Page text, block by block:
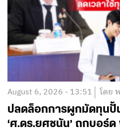
August 6, 2026 - 13:51 โดย
ปลดล็อกการผูกมัดทุนปั้
‘ศ.ดร.ยศชนัน’ ถกบอร์